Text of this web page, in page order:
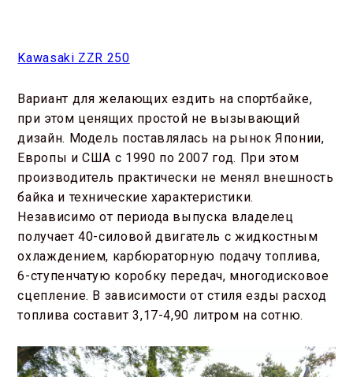
Kawasaki ZZR 250
Вариант для желающих ездить на спортбайке,
при этом ценящих простой не вызывающий
дизайн. Модель поставлялась на рынок Японии,
Европы и США с 1990 по 2007 год. При этом
производитель практически не менял внешность
байка и технические характеристики.
Независимо от периода выпуска владелец
получает 40-силовой двигатель с жидкостным
охлаждением, карбюраторную подачу топлива,
6-ступенчатую коробку передач, многодисковое
сцепление. В зависимости от стиля езды расход
топлива составит 3,17-4,90 литром на сотню.